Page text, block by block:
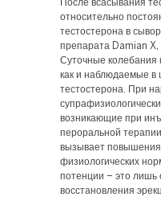
После всасывания
относительно
тестостерона в
препарата Damian X,
Суточные колебания
как и наблюдаемые в
тестостерона. При
возникающие при
пероральной
вызывает повышения
физиологических
потенции – это лишь
восстановления